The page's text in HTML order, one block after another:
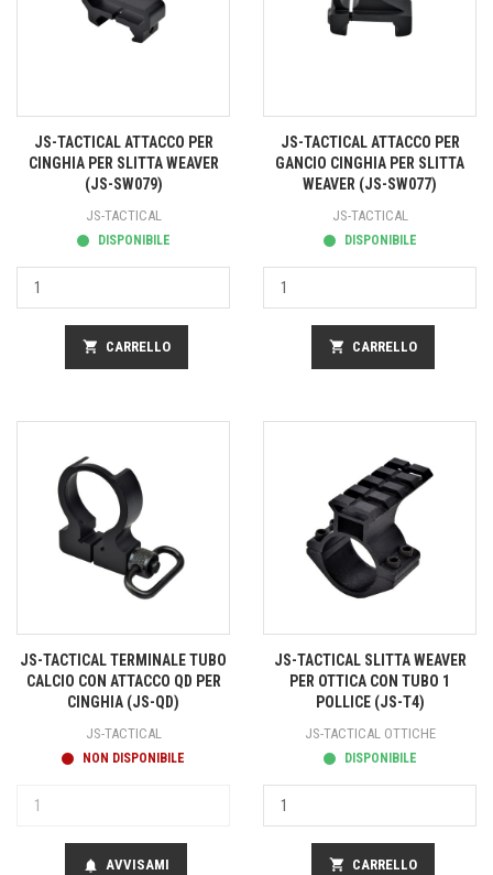
JS-TACTICAL ATTACCO PER
CINGHIA PER SLITTA WEAVER
(JS-SW079)
JS-TACTICAL
DISPONIBILE
shopping_cart CARRELLO
JS-TACTICAL ATTACCO PER
GANCIO CINGHIA PER SLITTA
WEAVER (JS-SW077)
JS-TACTICAL
DISPONIBILE
shopping_cart CARRELLO
JS-TACTICAL TERMINALE TUBO
CALCIO CON ATTACCO QD PER
CINGHIA (JS-QD)
JS-TACTICAL
NON DISPONIBILE
notifications AVVISAMI
JS-TACTICAL SLITTA WEAVER
PER OTTICA CON TUBO 1
POLLICE (JS-T4)
JS-TACTICAL OTTICHE
DISPONIBILE
shopping_cart CARRELLO